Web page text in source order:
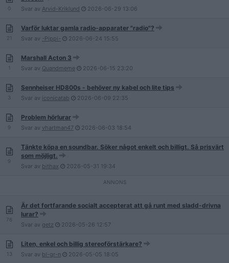
0 Svar av Arvid-Kriklund 2026-06-29 13:06
21
Varför luktar gamla radio-apparater "radio"?
Svar av -Pippi- 2026-06-24 15:55
1
Marshall Acton 3
Svar av Quandmeme 2026-06-15 23:20
3
Sennheiser HD800s - behöver ny kabel och lite tips
Svar av iconicatab 2026-06-09 22:35
9
Problem hörlurar
Svar av vhartman47 2026-06-03 18:54
9
Tänkte köpa en soundbar. Söker något enkelt och billigt. Så prisvärt
som möjligt.
Svar av bithax 2026-05-31 19:34
76
Är det fortfarande socialt accepterat att gå runt med sladd-drivna
lurar?
Svar av getz 2026-05-26 12:57
13
Liten, enkel och billig stereoförstärkare?
Svar av bl-gr-n 2026-05-05 18:05